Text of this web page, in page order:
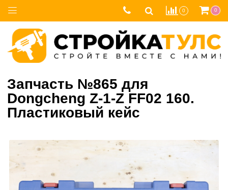
0 0
Запчасть №865 для
Dongcheng Z-1-Z FF02 160.
Пластиковый кейс